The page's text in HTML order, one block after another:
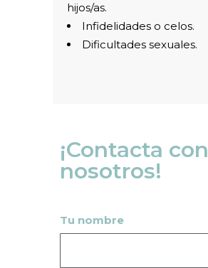
hijos/as.
Infidelidades o celos.
Dificultades sexuales.
¡Contacta con
nosotros!
Tu nombre